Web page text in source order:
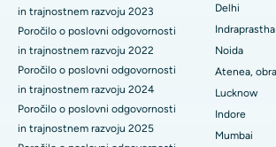
Najboljša bolnišnica v Panchavatiju, Nashik
Najboljša bolnišnica v Secunderabadu,
Najboljša bolnišnica v mestu
Najboljša bolnišnica na glavni cesti Waltair v
ERCP
in trajnostnem razvoju 2023
Poročilo o poslovni odgovornosti
in trajnostnem razvoju 2022
Poročilo o poslovni odgovornosti
in trajnostnem razvoju 2024
Poročilo o poslovni odgovornosti
in trajnostnem razvoju 2025
Delhi
Indraprastha
Noida
Atenea,
Lucknow
Indore
Mumbai